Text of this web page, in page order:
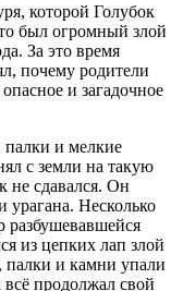
которой Голубок
был огромный злой
За это время
почему родители
и загадочное
палки и мелкие
с земли на такую
сдавался. Он
Несколько
разбушевавшейся
из цепких лап злой
палки и камни упали
продолжал свой